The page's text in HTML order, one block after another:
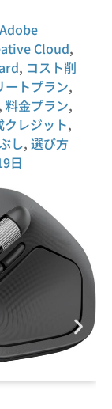
Adobe
Cloud,
, コスト削
ートプラン,
,料金プラン,
クレジット,
し,選び方
日